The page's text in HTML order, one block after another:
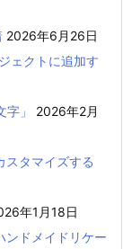
2026年6月26日
ェクトに追加す
」
2026年2月
タマイズする
年1月18日
ンドメイドリケー